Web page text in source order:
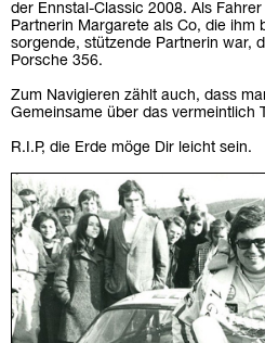
der Ennstal-Classic 2008. Als
Partnerin Margarete als Co, die ihm
sorgende, stützende Partnerin war,
Porsche 356.
Zum Navigieren zählt auch, dass
Gemeinsame über das vermeintlich
R.I.P, die Erde möge Dir leicht sein.